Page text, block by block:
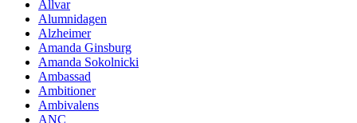
Allvar
Alumnidagen
Alzheimer
Amanda Ginsburg
Amanda Sokolnicki
Ambassad
Ambitioner
Ambivalens
ANC